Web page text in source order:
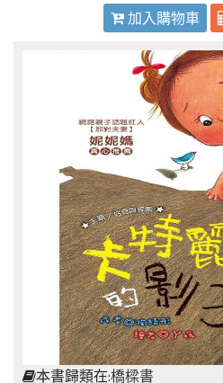
加入購物車
本書歸類在:橋樑書